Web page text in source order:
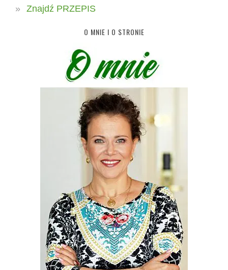
Znajdź PRZEPIS
O MNIE I O STRONIE